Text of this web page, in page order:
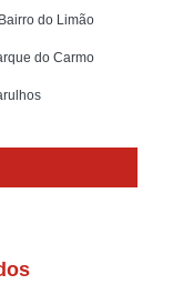
do Limão
do Carmo